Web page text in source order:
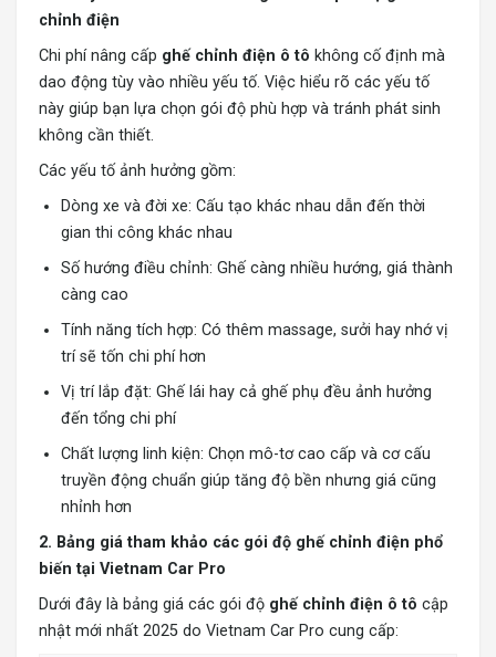
chỉnh điện
Chi phí nâng cấp ghế chỉnh điện ô tô không cố định mà
dao động tùy vào nhiều yếu tố. Việc hiểu rõ các yếu tố
này giúp bạn lựa chọn gói độ phù hợp và tránh phát sinh
không cần thiết.
Các yếu tố ảnh hưởng gồm:
Dòng xe và đời xe: Cấu tạo khác nhau dẫn đến thời
gian thi công khác nhau
Số hướng điều chỉnh: Ghế càng nhiều hướng, giá thành
càng cao
Tính năng tích hợp: Có thêm massage, sưởi hay nhớ vị
trí sẽ tốn chi phí hơn
Vị trí lắp đặt: Ghế lái hay cả ghế phụ đều ảnh hưởng
đến tổng chi phí
Chất lượng linh kiện: Chọn mô-tơ cao cấp và cơ cấu
truyền động chuẩn giúp tăng độ bền nhưng giá cũng
nhỉnh hơn
2. Bảng giá tham khảo các gói độ ghế chỉnh điện phổ
biến tại Vietnam Car Pro
Dưới đây là bảng giá các gói độ ghế chỉnh điện ô tô cập
nhật mới nhất 2025 do Vietnam Car Pro cung cấp: